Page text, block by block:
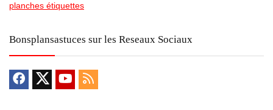
planches étiquettes
Bonsplansastuces sur les Reseaux Sociaux